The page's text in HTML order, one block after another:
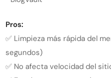
Pros:
✅ Limpieza más rápida del
segundos)
✅ No afecta velocidad del